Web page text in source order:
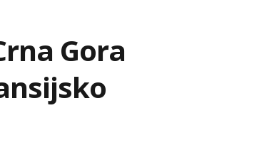
Gora